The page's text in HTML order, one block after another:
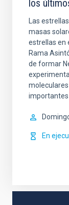
los
Las
masas
estrellas en
Rama
de formar
importantes
En